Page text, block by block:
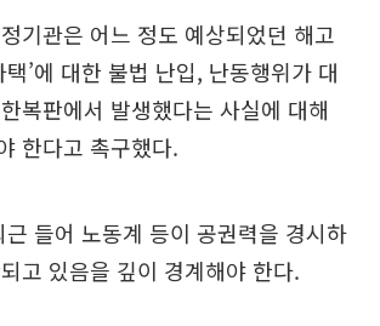
기관은 어느 정도 예상되었던 해고
택’에 대한 불법 난입, 난동행위가 대
복판에서 발생했다는 사실에 대해
한다고 촉구했다.
들어 노동계 등이 공권력을 경시하
고 있음을 깊이 경계해야 한다.